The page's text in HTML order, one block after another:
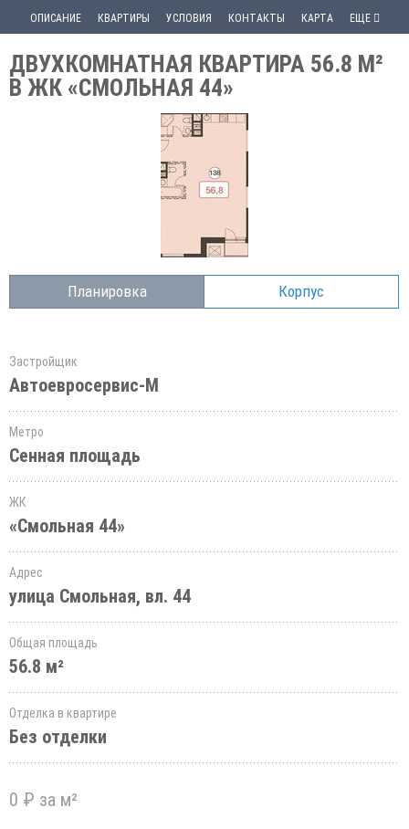
ОПИСАНИЕ КВАРТИРЫ УСЛОВИЯ КОНТАКТЫ КАРТА ЕЩЕ
ДВУХКОМНАТНАЯ КВАРТИРА 56.8 М²
В ЖК «СМОЛЬНАЯ 44»
Планировка Корпус
Застройщик
Автоевросервис-М
Метро
Сенная площадь
ЖК
«Смольная 44»
Адрес
улица Смольная, вл. 44
Общая площадь
56.8 м²
Отделка в квартире
Без отделки
0 ₽ за м²